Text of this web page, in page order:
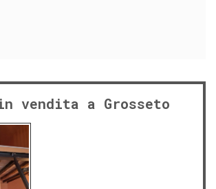
vendita a Grosseto